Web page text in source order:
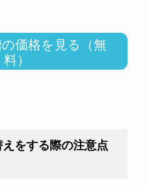
価格を見る（無
料）
をする際の注意点